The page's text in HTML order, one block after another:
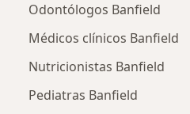
Odontólogos Banfield
Médicos clínicos Banfield
Nutricionistas Banfield
Pediatras Banfield